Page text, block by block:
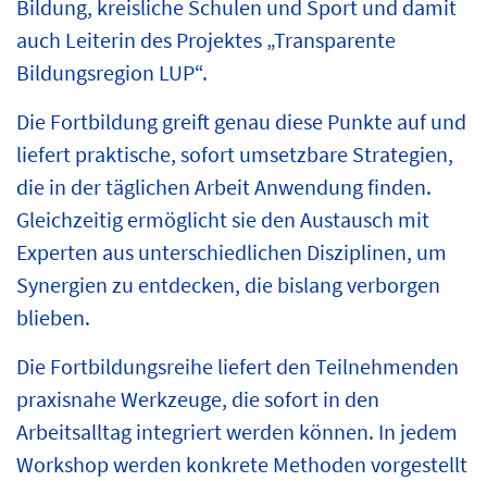
Bildung, kreisliche Schulen und Sport und damit
auch Leiterin des Projektes „Transparente
Bildungsregion LUP“.
Die Fortbildung greift genau diese Punkte auf und
liefert praktische, sofort umsetzbare Strategien,
die in der täglichen Arbeit Anwendung finden.
Gleichzeitig ermöglicht sie den Austausch mit
Experten aus unterschiedlichen Disziplinen, um
Synergien zu entdecken, die bislang verborgen
blieben.
Die Fortbildungsreihe liefert den Teilnehmenden
praxisnahe Werkzeuge, die sofort in den
Arbeitsalltag integriert werden können. In jedem
Workshop werden konkrete Methoden vorgestellt